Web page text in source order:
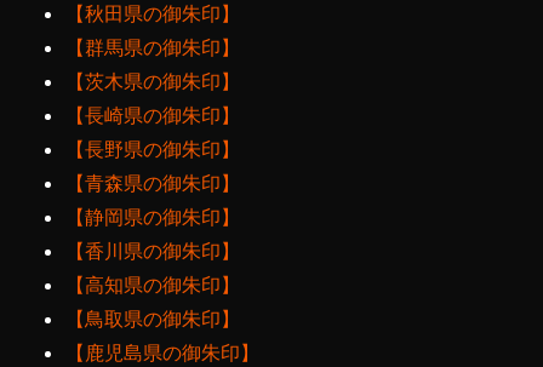
【秋田県の御朱印】
【群馬県の御朱印】
【茨木県の御朱印】
【長崎県の御朱印】
【長野県の御朱印】
【青森県の御朱印】
【静岡県の御朱印】
【香川県の御朱印】
【高知県の御朱印】
【鳥取県の御朱印】
【鹿児島県の御朱印】